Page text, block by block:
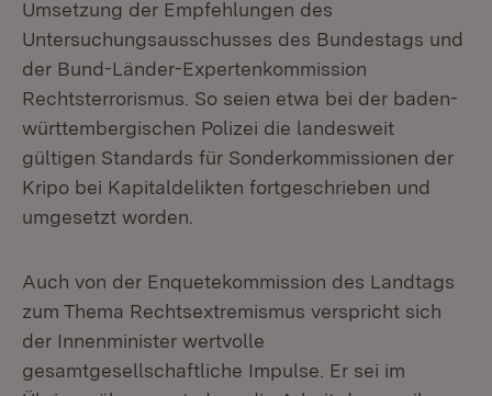
Umsetzung der Empfehlungen des
Untersuchungsausschusses des Bundestags und
der Bund-Länder-Expertenkommission
Rechtsterrorismus. So seien etwa bei der baden-
württembergischen Polizei die landesweit
gültigen Standards für Sonderkommissionen der
Kripo bei Kapitaldelikten fortgeschrieben und
umgesetzt worden.
Auch von der Enquetekommission des Landtags
zum Thema Rechtsextremismus verspricht sich
der Innenminister wertvolle
gesamtgesellschaftliche Impulse. Er sei im